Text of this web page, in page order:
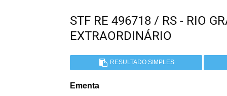
STF RE 496718 / RS - RIO
EXTRAORDINÁRIO
RESULTADO SIMPLES
Ementa